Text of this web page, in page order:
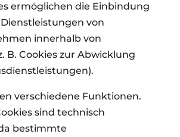
ermöglichen die Einbindung
von
innerhalb von
B. Cookies zur Abwicklung
verschiedene Funktionen.
sind technisch
bestimmte